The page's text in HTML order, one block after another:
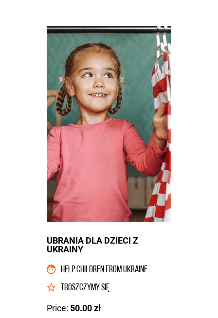
UBRANIA DLA DZIECI Z
UKRAINY
HELP CHILDREN FROM UKRAINE
TROSZCZYMY SIĘ
Price: 50.00 zł